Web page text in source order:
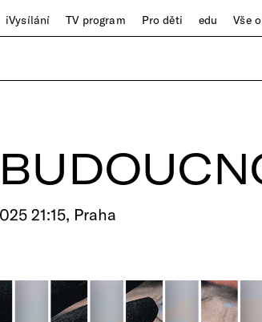
iVysílání TV program Pro děti edu Vše
21:15, Praha